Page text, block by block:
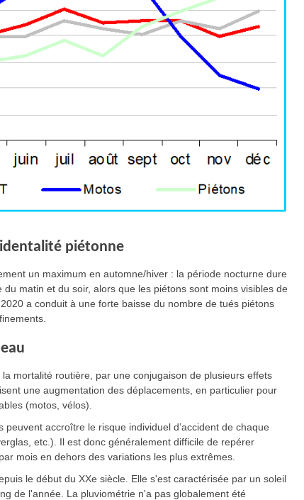
piétonne
un maximum en automne/hiver : la période nocturne dure
matin et du soir, alors que les piétons sont moins visibles de
a conduit à une forte baisse du nombre de tués piétons
mortalité routière, par une conjugaison de plusieurs effets
une augmentation des déplacements, en particulier pour
(motos, vélos).
accroître le risque individuel d’accident de chaque
etc.). Il est donc généralement difficile de repérer
mois en dehors des variations les plus extrêmes.
le début du XXe siècle. Elle s'est caractérisée par un soleil
de l'année. La pluviométrie n'a pas globalement été